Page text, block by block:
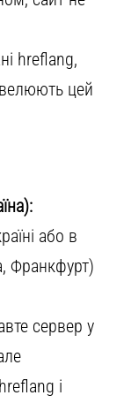
hreflang,
цей
або в
Франкфурт)
сервер у
і